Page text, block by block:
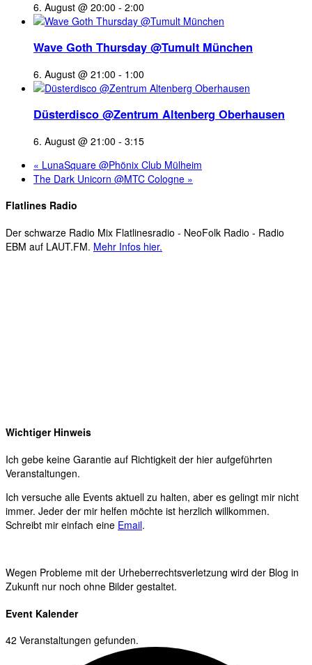
6. August @ 20:00 - 2:00
Wave Goth Thursday @Tumult München
6. August @ 21:00 - 1:00
Düsterdisco @Zentrum Altenberg Oberhausen
6. August @ 21:00 - 3:15
« LunaSquare @Phönix Club Mülheim
The Dark Unicorn @MTC Cologne »
Flatlines Radio
Der schwarze Radio Mix Flatlinesradio - NeoFolk Radio - Radio
EBM auf LAUT.FM. Mehr Infos hier.
Wichtiger Hinweis
Ich gebe keine Garantie auf Richtigkeit der hier aufgeführten
Veranstaltungen.
Ich versuche alle Events aktuell zu halten, aber es gelingt mir nicht
immer. Jeder der mir helfen möchte ist herzlich willkommen.
Schreibt mir einfach eine Email.
Wegen Probleme mit der Urheberrechtsverletzung wird der Blog in
Zukunft nur noch ohne Bilder gestaltet.
Event Kalender
42 Veranstaltungen gefunden.